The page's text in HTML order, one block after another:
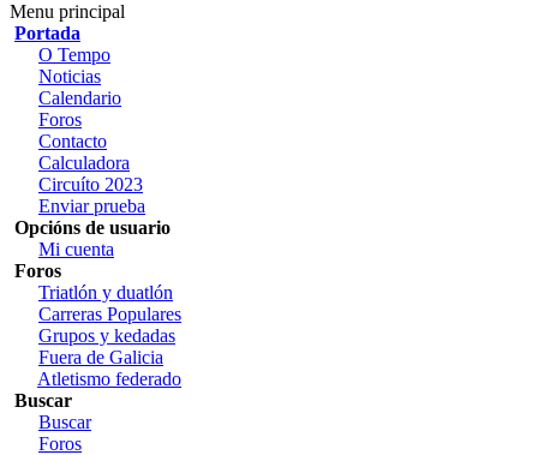
Menu principal
Portada
O Tempo
Noticias
Calendario
Foros
Contacto
Calculadora
Circuíto 2023
Enviar prueba
Opcións de usuario
Mi cuenta
Foros
Triatlón y duatlón
Carreras Populares
Grupos y kedadas
Fuera de Galicia
Atletismo federado
Buscar
Buscar
Foros